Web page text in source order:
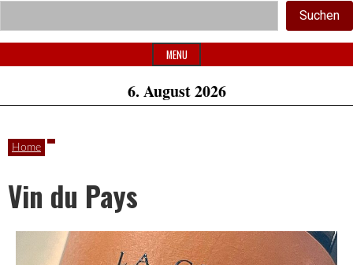
|
Das
Leben
ist
Verkostungen.
Widget
Area
Suchen
MENU
6. August 2026
Home
Vin du Pays